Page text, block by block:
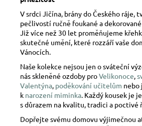
V srdci Jičína, brány do Českého ráje,
pečlivostí ručně foukané a
Již více než 30 let proměňujeme
skutečné umění, které rozzáří vaše
Vánocích.
Naše kolekce nejsou jen o sváteční
nás skleněné ozdoby proVelikonoce,
Valentýna, poděkování učitelům nebo
k narození miminka. Každý kousek je
s důrazem na kvalitu, tradici a poctivé
Dopřejte svému domovu výjimečnou